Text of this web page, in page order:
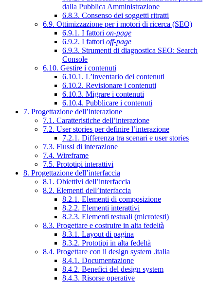
dalla Pubblica Amministrazione
6.8.3. Consenso dei soggetti ritratti
6.9. Ottimizzazione per i motori di ricerca (SEO)
6.9.1. I fattori on-page
6.9.2. I fattori off-page
6.9.3. Strumenti di diagnostica SEO: Search
Console
6.10. Gestire i contenuti
6.10.1. L’inventario dei contenuti
6.10.2. Revisionare i contenuti
6.10.3. Migrare i contenuti
6.10.4. Pubblicare i contenuti
7. Progettazione dell’interazione
7.1. Caratteristiche dell’interazione
7.2. User stories per definire l’interazione
7.2.1. Differenza tra scenari e user stories
7.3. Flussi di interazione
7.4. Wireframe
7.5. Prototipi interattivi
8. Progettazione dell’interfaccia
8.1. Obiettivi dell’interfaccia
8.2. Elementi dell’interfaccia
8.2.1. Elementi di composizione
8.2.2. Elementi interattivi
8.2.3. Elementi testuali (microtesti)
8.3. Progettare e costruire in alta fedeltà
8.3.1. Layout di pagina
8.3.2. Prototipi in alta fedeltà
8.4. Progettare con il design system .italia
8.4.1. Documentazione
8.4.2. Benefici del design system
8.4.3. Risorse operative